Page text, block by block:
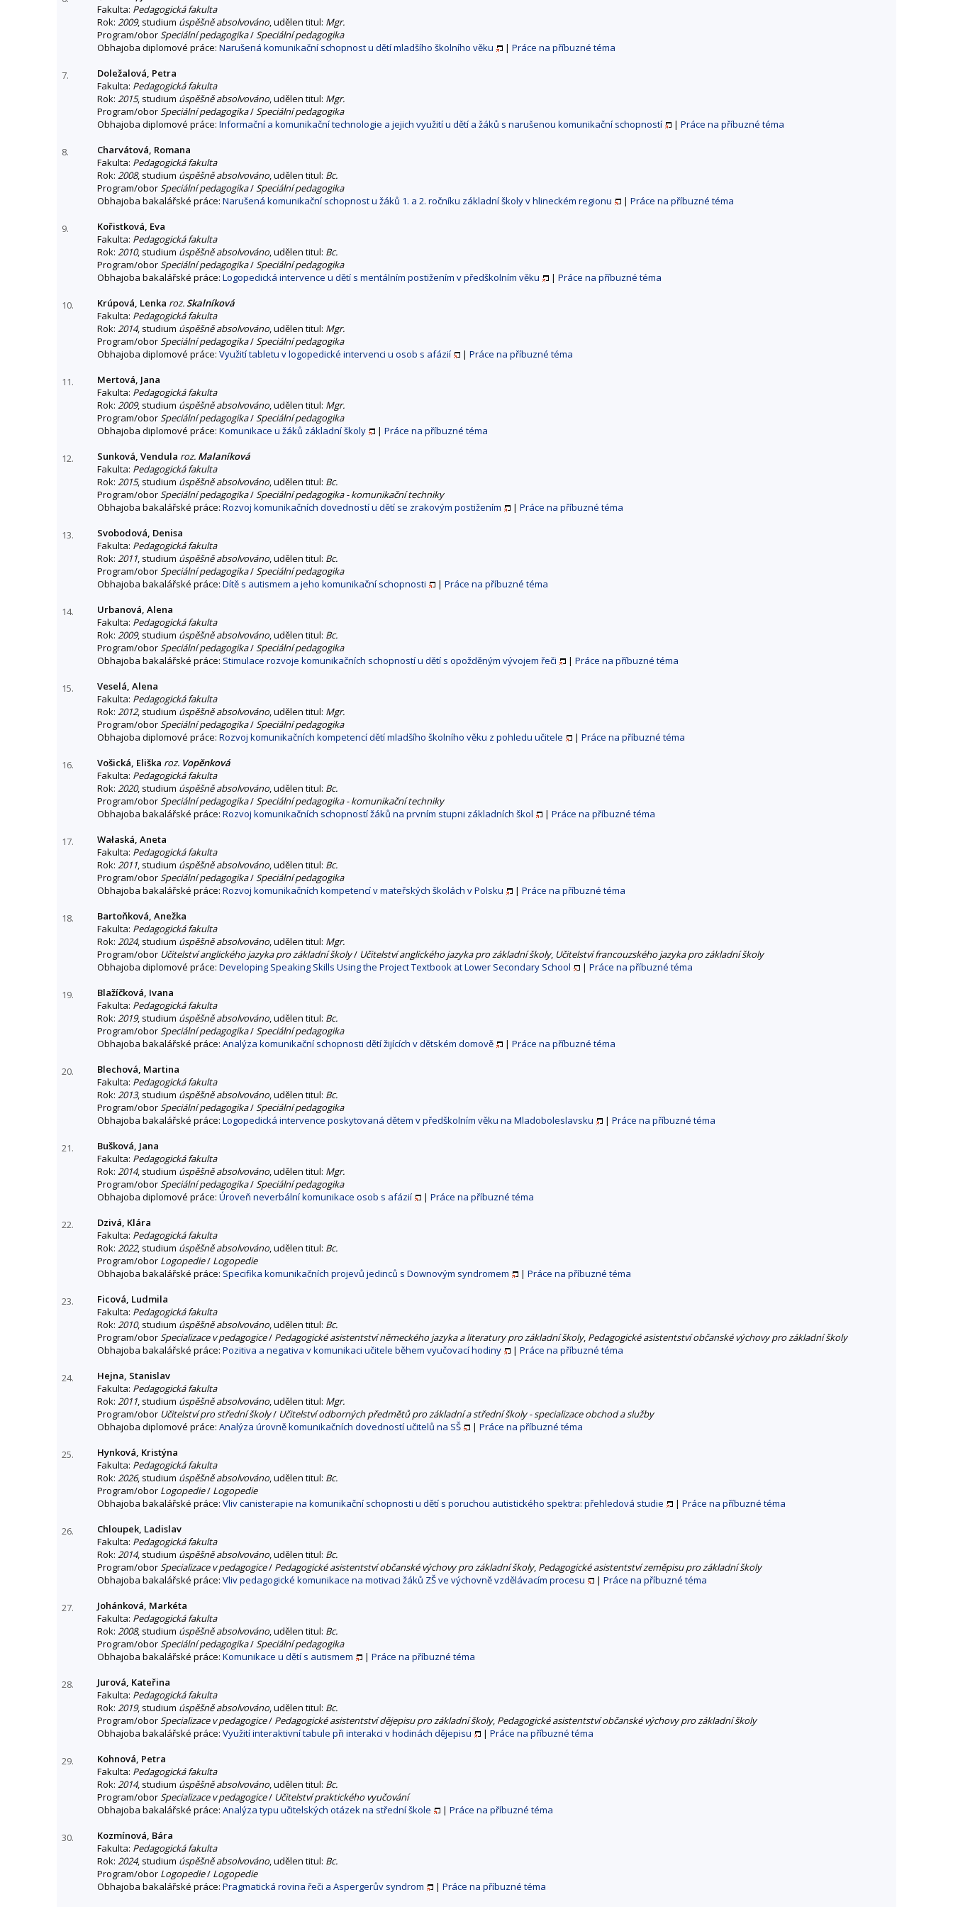
Fakulta: Pedagogická fakulta
Rok: 2009, studium úspěšně absolvováno, udělen titul: Mgr.
Program/oborSpeciální pedagogika/Speciální pedagogika
Obhajoba diplomové práce: Narušená komunikační schopnost u dětí mladšího školního věku | Práce na příbuzné téma
7.
Doležalová, Petra
Fakulta: Pedagogická fakulta
Rok: 2015, studium úspěšně absolvováno, udělen titul: Mgr.
Program/oborSpeciální pedagogika/Speciální pedagogika
Obhajoba diplomové práce: Informační a komunikační technologie a jejich využití u dětí a žáků s narušenou komunikační schopností | Práce na příbuzné téma
8.
Charvátová, Romana
Fakulta: Pedagogická fakulta
Rok: 2008, studium úspěšně absolvováno, udělen titul: Bc.
Program/oborSpeciální pedagogika/Speciální pedagogika
Obhajoba bakalářské práce: Narušená komunikační schopnost u žáků 1. a 2. ročníku základní školy v hlineckém regionu | Práce na příbuzné téma
9.
Kořistková, Eva
Fakulta: Pedagogická fakulta
Rok: 2010, studium úspěšně absolvováno, udělen titul: Bc.
Program/oborSpeciální pedagogika/Speciální pedagogika
Obhajoba bakalářské práce: Logopedická intervence u dětí s mentálním postižením v předškolním věku | Práce na příbuzné téma
10. Krúpová, Lenka roz.Skalníková
Fakulta: Pedagogická fakulta
Rok: 2014, studium úspěšně absolvováno, udělen titul: Mgr.
Program/oborSpeciální pedagogika/Speciální pedagogika
Obhajoba diplomové práce: Využití tabletu v logopedické intervenci u osob s afázií | Práce na příbuzné téma
11.
Mertová, Jana
Fakulta: Pedagogická fakulta
Rok: 2009, studium úspěšně absolvováno, udělen titul: Mgr.
Program/oborSpeciální pedagogika/Speciální pedagogika
Obhajoba diplomové práce: Komunikace u žáků základní školy | Práce na příbuzné téma
12. Sunková, Vendula roz. Malaníková
Fakulta: Pedagogická fakulta
Rok: 2015, studium úspěšně absolvováno, udělen titul: Bc.
Program/oborSpeciální pedagogika/Speciální pedagogika - komunikační techniky
Obhajoba bakalářské práce: Rozvoj komunikačních dovedností u dětí se zrakovým postižením | Práce na příbuzné téma
13.
Svobodová, Denisa
Fakulta: Pedagogická fakulta
Rok: 2011, studium úspěšně absolvováno, udělen titul: Bc.
Program/oborSpeciální pedagogika/Speciální pedagogika
Obhajoba bakalářské práce: Dítě s autismem a jeho komunikační schopnosti | Práce na příbuzné téma
14.
Urbanová, Alena
Fakulta: Pedagogická fakulta
Rok: 2009, studium úspěšně absolvováno, udělen titul: Bc.
Program/oborSpeciální pedagogika/Speciální pedagogika
Obhajoba bakalářské práce: Stimulace rozvoje komunikačních schopností u dětí s opožděným vývojem řeči | Práce na příbuzné téma
15.
Veselá, Alena
Fakulta: Pedagogická fakulta
Rok: 2012, studium úspěšně absolvováno, udělen titul: Mgr.
Program/oborSpeciální pedagogika/Speciální pedagogika
Obhajoba diplomové práce: Rozvoj komunikačních kompetencí dětí mladšího školního věku z pohledu učitele | Práce na příbuzné téma
16. Vošická, Eliška roz. Vopěnková
Fakulta: Pedagogická fakulta
Rok: 2020, studium úspěšně absolvováno, udělen titul: Bc.
Program/oborSpeciální pedagogika/Speciální pedagogika - komunikační techniky
Obhajoba bakalářské práce: Rozvoj komunikačních schopností žáků na prvním stupni základních škol | Práce na příbuzné téma
17.
Wałaská, Aneta
Fakulta: Pedagogická fakulta
Rok: 2011, studium úspěšně absolvováno, udělen titul: Bc.
Program/oborSpeciální pedagogika/Speciální pedagogika
Obhajoba bakalářské práce: Rozvoj komunikačních kompetencí v mateřských školách v Polsku | Práce na příbuzné téma
18.
Bartoňková, Anežka
Fakulta: Pedagogická fakulta
Rok: 2024, studium úspěšně absolvováno, udělen titul: Mgr.
Program/obor Učitelství anglického jazyka pro základní školy/ Učitelství anglického jazyka pro základní školy, Učitelství francouzského jazyka pro základní školy
Obhajoba diplomové práce: Developing Speaking Skills Using the Project Textbook at Lower Secondary School | Práce na příbuzné téma
19.
Blažíčková, Ivana
Fakulta: Pedagogická fakulta
Rok: 2019, studium úspěšně absolvováno, udělen titul: Bc.
Program/oborSpeciální pedagogika/Speciální pedagogika
Obhajoba bakalářské práce: Analýza komunikační schopnosti dětí žijících v dětském domově | Práce na příbuzné téma
20.
Blechová, Martina
Fakulta: Pedagogická fakulta
Rok: 2013, studium úspěšně absolvováno, udělen titul: Bc.
Program/oborSpeciální pedagogika/Speciální pedagogika
Obhajoba bakalářské práce: Logopedická intervence poskytovaná dětem v předškolním věku na Mladoboleslavsku | Práce na příbuzné téma
21.
Bušková, Jana
Fakulta: Pedagogická fakulta
Rok: 2014, studium úspěšně absolvováno, udělen titul: Mgr.
Program/oborSpeciální pedagogika/Speciální pedagogika
Obhajoba diplomové práce: Úroveň neverbální komunikace osob s afázií | Práce na příbuzné téma
22.
Dzivá, Klára
Fakulta: Pedagogická fakulta
Rok: 2022, studium úspěšně absolvováno, udělen titul: Bc.
Program/obor Logopedie/ Logopedie
Obhajoba bakalářské práce: Specifika komunikačních projevů jedinců s Downovým syndromem | Práce na příbuzné téma
23.
Ficová, Ludmila
Fakulta: Pedagogická fakulta
Rok: 2010, studium úspěšně absolvováno, udělen titul: Bc.
Program/oborSpecializace v pedagogice/ Pedagogické asistentství německého jazyka a literatury pro základní školy, Pedagogické asistentství občanské výchovy pro základní školy
Obhajoba bakalářské práce: Pozitiva a negativa v komunikaci učitele během vyučovací hodiny | Práce na příbuzné téma
24.
Hejna, Stanislav
Fakulta: Pedagogická fakulta
Rok: 2011, studium úspěšně absolvováno, udělen titul: Mgr.
Program/obor Učitelství pro střední školy/ Učitelství odborných předmětů pro základní a střední školy - specializace obchod a služby
Obhajoba diplomové práce: Analýza úrovně komunikačních dovedností učitelů na SŠ | Práce na příbuzné téma
25.
Hynková, Kristýna
Fakulta: Pedagogická fakulta
Rok: 2026, studium úspěšně absolvováno, udělen titul: Bc.
Program/obor Logopedie/ Logopedie
Obhajoba bakalářské práce: Vliv canisterapie na komunikační schopnosti u dětí s poruchou autistického spektra: přehledová studie | Práce na příbuzné téma
26.
Chloupek, Ladislav
Fakulta: Pedagogická fakulta
Rok: 2014, studium úspěšně absolvováno, udělen titul: Bc.
Program/oborSpecializace v pedagogice/ Pedagogické asistentství občanské výchovy pro základní školy, Pedagogické asistentství zeměpisu pro základní školy
Obhajoba bakalářské práce: Vliv pedagogické komunikace na motivaci žáků ZŠ ve výchovně vzdělávacím procesu | Práce na příbuzné téma
27.
Johánková, Markéta
Fakulta: Pedagogická fakulta
Rok: 2008, studium úspěšně absolvováno, udělen titul: Bc.
Program/oborSpeciální pedagogika/Speciální pedagogika
Obhajoba bakalářské práce: Komunikace u dětí s autismem | Práce na příbuzné téma
28.
Jurová, Kateřina
Fakulta: Pedagogická fakulta
Rok: 2019, studium úspěšně absolvováno, udělen titul: Bc.
Program/oborSpecializace v pedagogice/ Pedagogické asistentství dějepisu pro základní školy, Pedagogické asistentství občanské výchovy pro základní školy
Obhajoba bakalářské práce: Využití interaktivní tabule při interakci v hodinách dějepisu | Práce na příbuzné téma
29.
Kohnová, Petra
Fakulta: Pedagogická fakulta
Rok: 2014, studium úspěšně absolvováno, udělen titul: Bc.
Program/oborSpecializace v pedagogice/ Učitelství praktického vyučování
Obhajoba bakalářské práce: Analýza typu učitelských otázek na střední škole | Práce na příbuzné téma
30.
Kozmínová, Bára
Fakulta: Pedagogická fakulta
Rok: 2024, studium úspěšně absolvováno, udělen titul: Bc.
Program/obor Logopedie/ Logopedie
Obhajoba bakalářské práce: Pragmatická rovina řeči a Aspergerův syndrom | Práce na příbuzné téma